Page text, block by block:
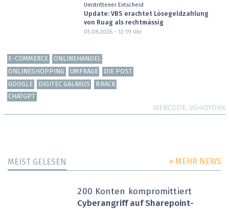
Umstrittener Entscheid
Update: VBS erachtet Lösegeldzahlung
von Ruag als rechtmässig
05.08.2026 - 12:19 Uhr
E-COMMERCE
ONLINEHANDEL
ONLINESHOPPING
UMFRAGE
DIE POST
GOOGLE
DIGITEC GALAXUS
BRACK
CHATGPT
WEBCODE VG4QYORX
MEIST GELESEN » MEHR NEWS
200 Konten kompromittiert
Cyberangriff auf Sharepoint-